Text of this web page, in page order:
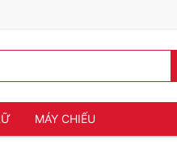
MÁY CHIẾU